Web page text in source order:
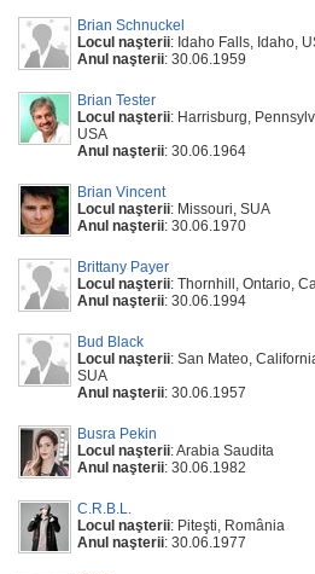
Brian Schnuckel
Locul naşterii: Idaho Falls, Idaho,
Anul naşterii: 30.06.1959
Brian Tester
Locul naşterii: Harrisburg,
USA
Anul naşterii: 30.06.1964
Brian Vincent
Locul naşterii: Missouri, SUA
Anul naşterii: 30.06.1970
Brittany Payer
Locul naşterii: Thornhill, Ontario,
Anul naşterii: 30.06.1994
Bud Black
Locul naşterii: San Mateo,
SUA
Anul naşterii: 30.06.1957
Busra Pekin
Locul naşterii: Arabia Saudita
Anul naşterii: 30.06.1982
C.R.B.L.
Locul naşterii: Piteşti, România
Anul naşterii: 30.06.1977